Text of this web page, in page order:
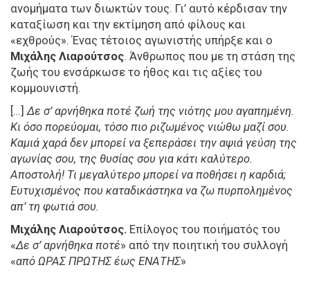
ανομήματα των διωκτών τους. Γι’ αυτό κέρδισαν την
καταξίωση και την εκτίμηση από φίλους και
«εχθρούς». Ένας τέτοιος αγωνιστής υπήρξε και ο
Μιχάλης Λιαρούτσος. Άνθρωπος που με τη στάση της
ζωής του ενσάρκωσε το ήθος και τις αξίες του
κομμουνιστή.
[…] Δε σ’ αρνήθηκα ποτέ ζωή της νιότης μου αγαπημένη.
Κι όσο πορεύομαι, τόσο πιο ριζωμένος νιώθω μαζί σου.
Καμιά χαρά δεν μπορεί να ξεπεράσει την αψιά γεύση της
αγωνίας σου, της θυσίας σου για κάτι καλύτερο.
Αποστολή! Τι μεγαλύτερο μπορεί να ποθήσει η καρδιά;
Ευτυχισμένος που καταδικάστηκα να ζω πυρπολημένος
απ’ τη φωτιά σου.
Μιχάλης Λιαρούτσος. Επίλογος του ποιήματός του
«Δε σ’ αρνήθηκα ποτέ» από την ποιητική του συλλογή
«από ΩΡΑΣ ΠΡΩΤΗΣ έως ΕΝΑΤΗΣ»